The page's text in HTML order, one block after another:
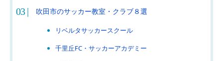
吹田市のサッカー教室・クラブ８選
リベルタサッカースクール
千里丘FC・サッカーアカデミー